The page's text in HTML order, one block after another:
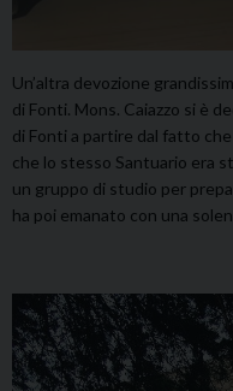
Un’altra devozione
di Fonti. Mons. Caiazzo si è
di Fonti a partire dal fatto
che lo stesso Santuario era
un gruppo di studio per
ha poi emanato con una